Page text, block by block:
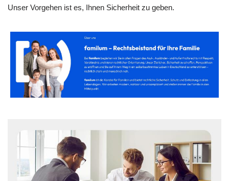
Unser Vorgehen ist es, Ihnen Sicherheit zu geben.